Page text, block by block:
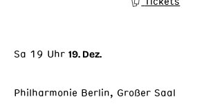
Sa 19 Uhr 19. Dez.
Philharmonie Berlin, Großer Saal